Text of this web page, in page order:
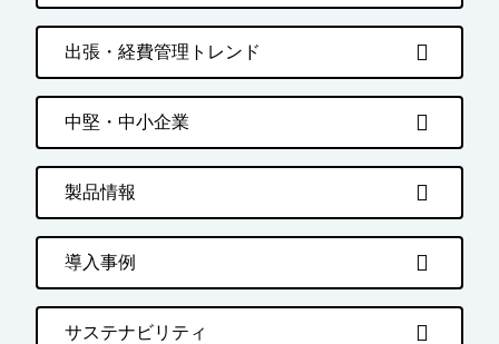
出張・経費管理トレンド
中堅・中小企業
製品情報
導入事例
サステナビリティ